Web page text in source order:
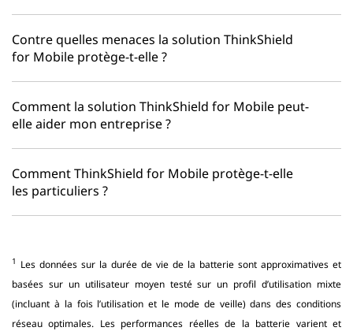
Contre quelles menaces la solution ThinkShield
for Mobile protège-t-elle ?
Comment la solution ThinkShield for Mobile peut-
elle aider mon entreprise ?
Comment ThinkShield for Mobile protège-t-elle
les particuliers ?
1 Les données sur la durée de vie de la batterie sont approximatives et
basées sur un utilisateur moyen testé sur un profil d’utilisation mixte
(incluant à la fois l’utilisation et le mode de veille) dans des conditions
réseau optimales. Les performances réelles de la batterie varient et